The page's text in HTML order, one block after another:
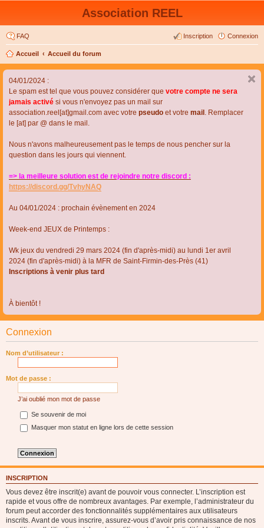
Association REEL
FAQ Connexion
Inscription
Accueil Accueil du forum
04/01/2024 :
Le spam est tel que vous pouvez considérer que votre compte ne sera
jamais activé si vous n'envoyez pas un mail sur
association.reel[at]gmail.com avec votre pseudo et votre mail . Remplacer
le [at] par @ dans le mail.
Nous n'avons malheureusement pas le temps de nous pencher sur la
question dans les jours qui viennent.
=> la meilleure solution est de rejoindre notre discord :
https://discord.gg/TvhyNAQ
Au 04/01/2024 : prochain évènement en 2024
Week-end JEUX de Printemps :
Wk jeux du vendredi 29 mars 2024 (fin d'après-midi) au lundi 1er avril
2024 (fin d'après-midi) à la MFR de Saint-Firmin-des-Près (41)
Inscriptions à venir plus tard
À bientôt !
Connexion
Nom d’utilisateur :
Mot de passe :
J’ai oublié mon mot de passe
Se souvenir de moi
Masquer mon statut en ligne lors de cette session
INSCRIPTION
Vous devez être inscrit(e) avant de pouvoir vous connecter. L’inscription est
rapide et vous offre de nombreux avantages. Par exemple, l’administrateur du
forum peut accorder des fonctionnalités supplémentaires aux utilisateurs
inscrits. Avant de vous inscrire, assurez-vous d’avoir pris connaissance de nos